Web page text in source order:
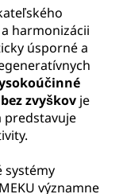
harmonizácii
úsporné a
zvyškov je
predstavuje
systémy
významne